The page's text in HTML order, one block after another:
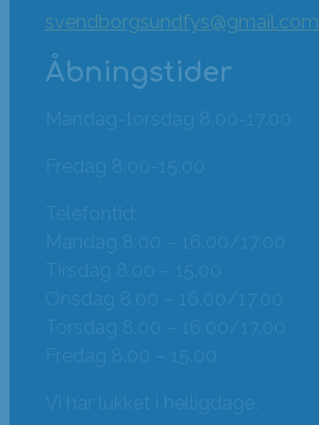
svendborgsundfys@gmail.com
Åbningstider
Mandag-torsdag 8.00-17.00
Fredag 8.00-15.00
Telefontid:
Mandag 8.00 – 16.00/17.00
Tirsdag 8.00 – 15.00
Onsdag 8.00 – 16.00/17.00
Torsdag 8.00 – 16.00/17.00
Fredag 8.00 – 15.00
Vi har lukket i helligdage.